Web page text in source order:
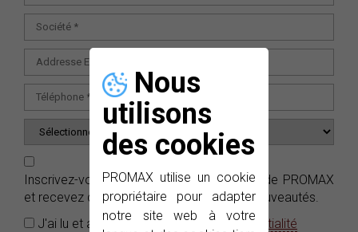
Nous
utilisons
des cookies
PROMAX utilise un cookie
propriétaire pour adapter
notre site web à votre
Inscrivez-vous gratuitement aux e-News
de PROMAX
et recevez dans votre boîte e-mails nos nouveautés.
J'ai lu et accepté laPolitique de confidentialité